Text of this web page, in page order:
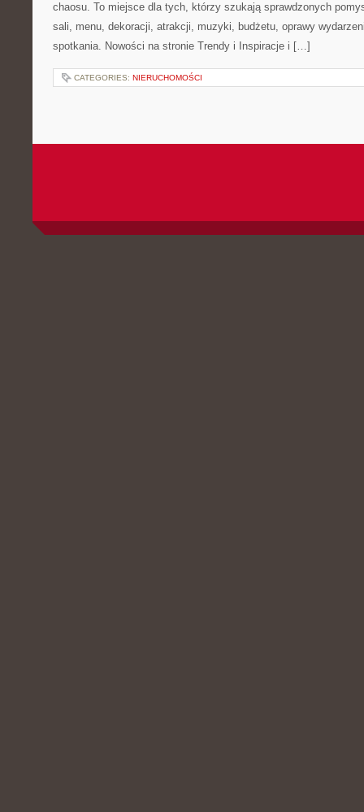
chaosu. To miejsce dla tych, którzy szukają sprawdzonych
sali, menu, dekoracji, atrakcji, muzyki, budżetu, oprawy
spotkania. Nowości na stronie Trendy i Inspiracje i […]
CATEGORIES: NIERUCHOMOŚCI